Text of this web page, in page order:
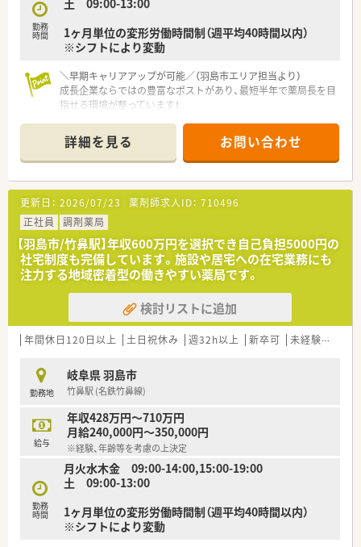
■調剤業務のプロフェッショナルを目指すだけでなく、独立とい
ます。
勤務
時間
土 09:00-13:00
1ヶ月単位の変形労働時間制（週平均40時間以内）
※シフトにより変動
＼早期キャリアアップが可能／（羽島市エリア担当より）
成長企業ならではの豊富なポストがあり、最短半年で薬局長を目
指せる環境が整っています！
【店舗情報と応需状況について】
■竹鼻駅から車で5分のアクセスで内科や呼吸器科など幅広い科
目を応需している調剤薬局です。
■1日の処方箋枚数は30枚程度と落ち着いており患者様とじっ
くり向き合った服薬指導が可能です。
■施設や居宅への在宅業務も実施しており地域医療に深く貢献
できるやりがいのある環境となります。
【職場環境と雰囲気】
■常勤の薬剤師とパートの薬剤師が協力し合いながら和やかな
雰囲気の中で日々の業務に取り組んでいます。
■休憩室は畳を敷いたリラックスできる空間にするなど従業員
が快適に過ごせるよう配慮されている職場です。
■年に1回は1週間程度の長期連休を取得できる制度があるため
心身ともにしっかりとリフレッシュできます。
【こんな方にオススメ】
■仕事だけでなくプライベートの時間も大切にしながらメリハ
リをつけて無理なく働き続けたい方にお勧めです。
■成長を続ける勢いのある企業で早期から管理職を目指して自
分自身のキャリアを大きく切り拓きたい方にお勧めです。
■最新の調剤設備が整った安全な環境で患者様一人ひとりと丁
寧にコミュニケーションを取りたい方に最適です。
詳細を見る お問い合わせ
更新日： 2026/07/23 薬剤師求人ID： 710496
正社員
調剤薬局
【羽島市/竹鼻駅】年収600万円を選択でき自己負担5000円の
社宅制度も完備しています。施設や居宅への在宅業務にも
注力する地域密着型の働きやすい薬局です。
検討リストに追加
年間休日120日以上 土日祝休み 週32h以上 新卒可 未経験可
勤務地
岐阜県 羽島市
竹鼻駅 (名鉄竹鼻線)
給与
年収428万円～710万円
月給240,000円～350,000円
※経験、年齢等を考慮の上決定
勤務
時間
月火水木金 09:00-14:00,15:00-19:00
土 09:00-13:00
1ヶ月単位の変形労働時間制（週平均40時間以内）
※シフトにより変動